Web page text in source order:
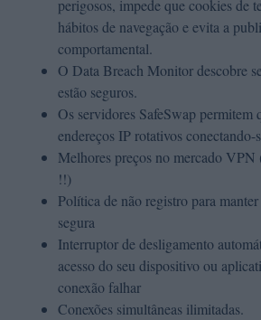
perigosos, impede que cookies de
hábitos de navegação e evita a
comportamental.
O Data Breach Monitor descobre
estão seguros.
Os servidores SafeSwap permitem
endereços IP rotativos
Melhores preços no mercado VPN
!!)
Política de não registro para
segura
Interruptor de desligamento
acesso do seu dispositivo ou
conexão falhar
Conexões simultâneas ilimitadas.